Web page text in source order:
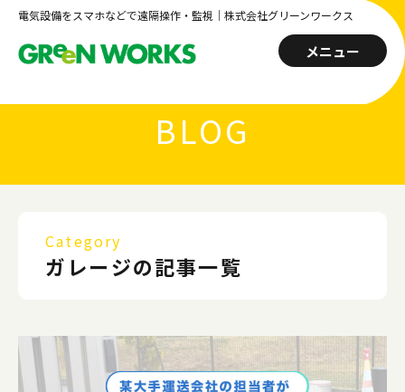
電気設備をスマホなどで遠隔操作・監視｜株式会社グリーンワークス
メニュー
BLOG
Category
ガレージの記事一覧